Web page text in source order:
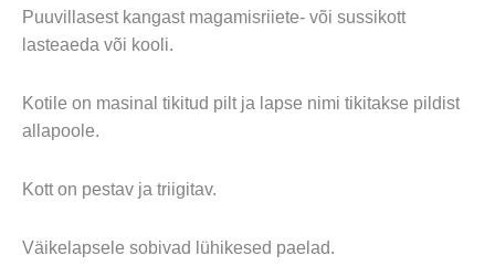
Puuvillasest kangast magamisriiete- või sussikott
lasteaeda või kooli.
Kotile on masinal tikitud pilt ja lapse nimi tikitakse pildist
allapoole.
Kott on pestav ja triigitav.
Väikelapsele sobivad lühikesed paelad.